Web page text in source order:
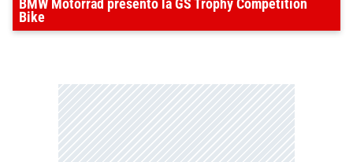
BMW Motorrad presentó la GS Trophy Competition
Bike